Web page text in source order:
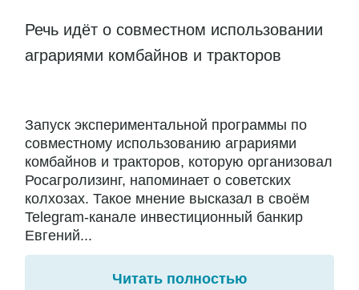
Речь идёт о совместном использовании
аграриями комбайнов и тракторов
Запуск экспериментальной программы по
совместному использованию аграриями
комбайнов и тракторов, которую организовал
Росагролизинг, напоминает о советских
колхозах. Такое мнение высказал в своём
Telegram-канале инвестиционный банкир
Евгений...
Читать полностью